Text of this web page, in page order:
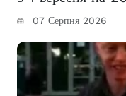
07 Серпня 2026